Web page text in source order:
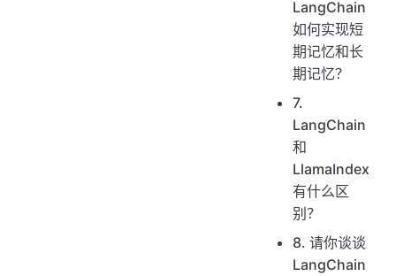
LangChain
如何实现短
期记忆和长
期记忆？
7.
LangChain
和
LlamaIndex
有什么区
别？
8. 请你谈谈
LangChain